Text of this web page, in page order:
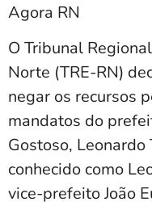
Agora RN
O Tribunal
Norte (TRE-RN)
negar os recursos
mandatos do
Gostoso, Leonardo
conhecido como
vice-prefeito João